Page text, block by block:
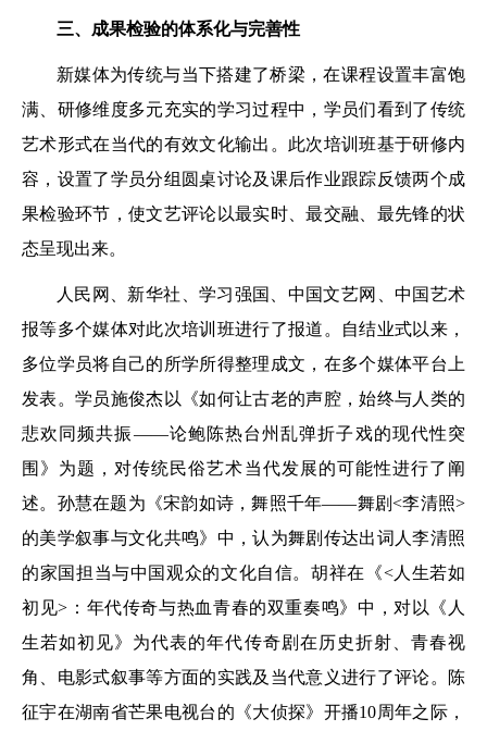
三、成果检验的体系化与完善性
新媒体为传统与当下搭建了桥梁，在课程设置丰富饱
满、研修维度多元充实的学习过程中，学员们看到了传统
艺术形式在当代的有效文化输出。此次培训班基于研修内
容，设置了学员分组圆桌讨论及课后作业跟踪反馈两个成
果检验环节，使文艺评论以最实时、最交融、最先锋的状
态呈现出来。
人民网、新华社、学习强国、中国文艺网、中国艺术
报等多个媒体对此次培训班进行了报道。自结业式以来，
多位学员将自己的所学所得整理成文，在多个媒体平台上
发表。学员施俊杰以《如何让古老的声腔，始终与人类的
悲欢同频共振——论鲍陈热台州乱弹折子戏的现代性突
围》为题，对传统民俗艺术当代发展的可能性进行了阐
述。孙慧在题为《宋韵如诗，舞照千年——舞剧<李清照>
的美学叙事与文化共鸣》中，认为舞剧传达出词人李清照
的家国担当与中国观众的文化自信。胡祥在《<人生若如
初见>：年代传奇与热血青春的双重奏鸣》中，对以《人
生若如初见》为代表的年代传奇剧在历史折射、青春视
角、电影式叙事等方面的实践及当代意义进行了评论。陈
征宇在湖南省芒果电视台的《大侦探》开播10周年之际，